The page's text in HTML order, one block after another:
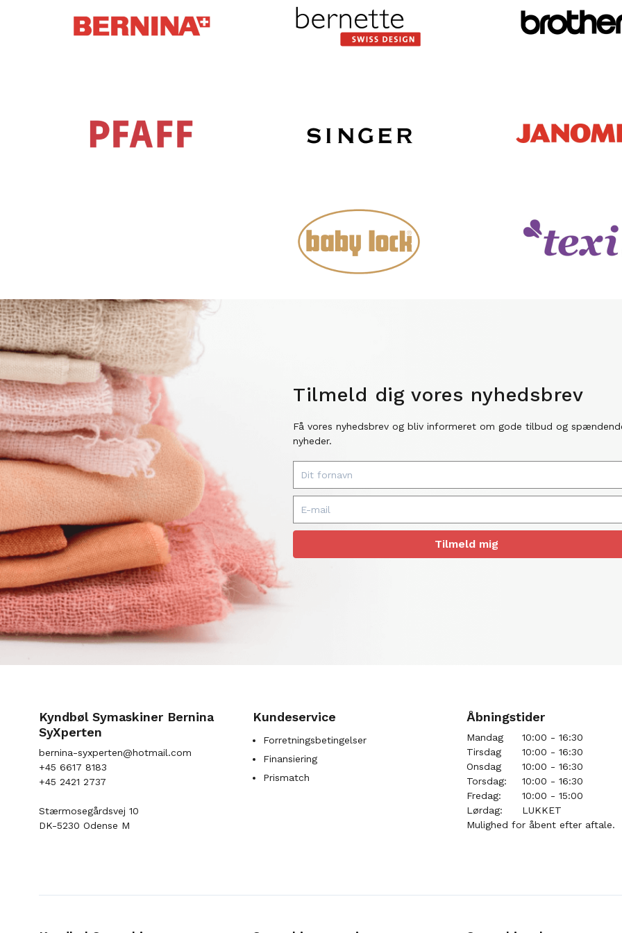
Tilmeld dig vores nyhedsbrev
Få vores nyhedsbrev og bliv informeret om gode tilbud og
nyheder.
Tilmeld mig
Kyndbøl Symaskiner Bernina
SyXperten
bernina-syxperten@hotmail.com
+45 6617 8183
+45 2421 2737
Stærmosegårdsvej 10
DK-5230 Odense M
Kundeservice
Forretningsbetingelser
Finansiering
Prismatch
Åbningstider
Mandag
10:00 - 16:30
Tirsdag
10:00 - 16:30
Onsdag
10:00 - 16:30
Torsdag:
10:00 - 16:30
Fredag:
10:00 - 15:00
Lørdag:
LUKKET
Mulighed for åbent efter aftale.